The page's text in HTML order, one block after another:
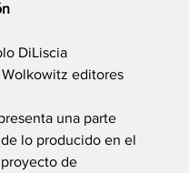
DiLiscia
editores
una parte
lo producido en el
de